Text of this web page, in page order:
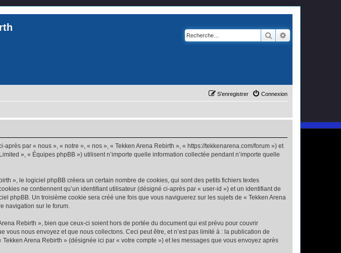
Rechercher
Connexion
S’enregistrer
par « nous », « notre », « nos », « Tekken Arena Rebirth », « https://tekkenarena.com/forum ») et
», « Équipes phpBB ») utilisent n’importe quelle information collectée pendant n’importe quelle
», le logiciel phpBB créera un certain nombre de cookies, qui sont des petits fichiers textes
ne contiennent qu’un identifiant utilisateur (désigné ci-après par « user-id ») et un identifiant de
phpBB. Un troisième cookie sera créé une fois que vous naviguerez sur les sujets de « Tekken Arena
navigation sur le forum.
Rebirth », bien que ceux-ci soient hors de portée du document qui est prévu pour couvrir
nous envoyez et que nous collectons. Ceci peut être, et n’est pas limité à : la publication de
Arena Rebirth » (désignée ici par « votre compte ») et les messages que vous envoyez après